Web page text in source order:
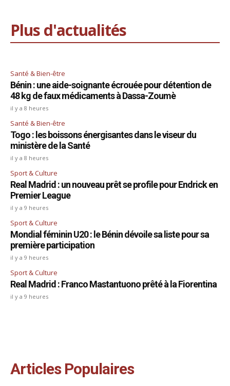
Plus d'actualités
Santé & Bien-être
Bénin : une aide-soignante écrouée pour détention de
48 kg de faux médicaments à Dassa-Zoumè
il y a 8 heures
Santé & Bien-être
Togo : les boissons énergisantes dans le viseur du
ministère de la Santé
il y a 8 heures
Sport & Culture
Real Madrid : un nouveau prêt se profile pour Endrick en
Premier League
il y a 9 heures
Sport & Culture
Mondial féminin U20 : le Bénin dévoile sa liste pour sa
première participation
il y a 9 heures
Sport & Culture
Real Madrid : Franco Mastantuono prêté à la Fiorentina
il y a 9 heures
Articles Populaires